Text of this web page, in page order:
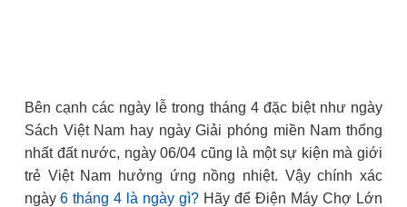
Bên cạnh các ngày lễ trong tháng 4 đặc biệt như ngày
Sách Việt Nam hay ngày Giải phóng miền Nam thống
nhất đất nước, ngày 06/04 cũng là một sự kiện mà giới
trẻ Việt Nam hưởng ứng nồng nhiệt. Vậy chính xác
ngày 6 tháng 4 là ngày gì? Hãy để Điện Máy Chợ Lớn